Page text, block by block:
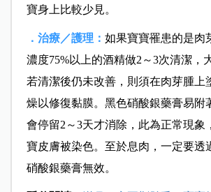
寶身上比較少見。
．治療／護理： 如果寶寶罹患的是肉
濃度75%以上的酒精做2～3次清潔，
若清潔後仍未改善，則須在肉芽腫上
燥以修復黏膜。黑色硝酸銀藥膏易附
會停留2～3天才消除，此為正常現象
寶皮膚被染色。至於息肉，一定要透
硝酸銀藥膏無效。